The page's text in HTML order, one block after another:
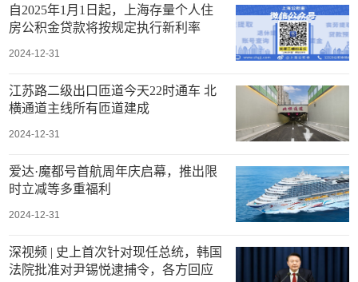
自2025年1月1日起，上海存量个人住
房公积金贷款将按规定执行新利率
2024-12-31
江苏路二级出口匝道今天22时通车 北
横通道主线所有匝道建成
2024-12-31
爱达·魔都号首航周年庆启幕，推出限
时立减等多重福利
2024-12-31
深视频 | 史上首次针对现任总统，韩国
法院批准对尹锡悦逮捕令，各方回应